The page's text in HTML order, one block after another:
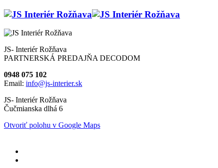
JS- Interiér Rožňava
PARTNERSKÁ PREDAJŇA DECODOM
0948 075 102
Email: info@js-interier.sk
JS- Interiér Rožňava
Čučmianska dlhá 6
Otvoriť polohu v Google Maps